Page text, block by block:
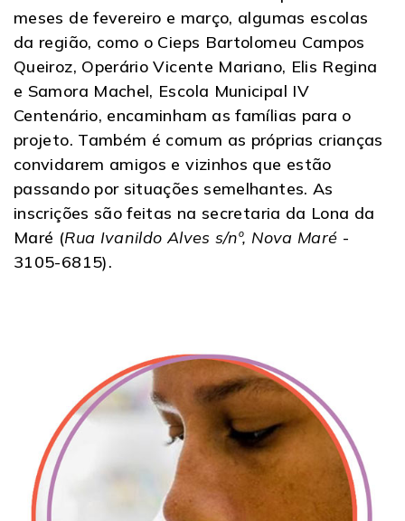
meses de fevereiro e março, algumas escolas
da região, como o Cieps Bartolomeu Campos
Queiroz, Operário Vicente Mariano, Elis Regina
e Samora Machel, Escola Municipal IV
Centenário, encaminham as famílias para o
projeto. Também é comum as próprias crianças
convidarem amigos e vizinhos que estão
passando por situações semelhantes. As
inscrições são feitas na secretaria da Lona da
Maré (Rua Ivanildo Alves s/nº, Nova Maré -
3105-6815).